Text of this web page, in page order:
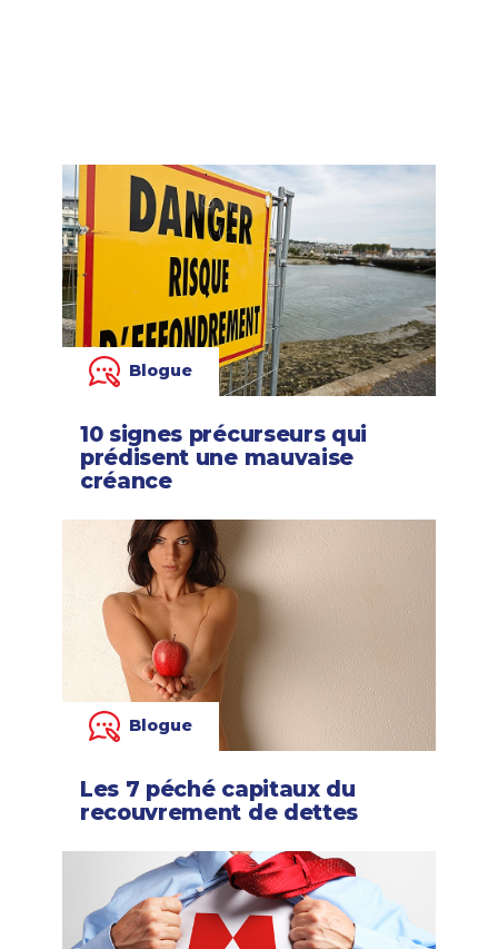
Blogue
10 signes précurseurs qui
prédisent une mauvaise
créance
Blogue
Les 7 péché capitaux du
recouvrement de dettes